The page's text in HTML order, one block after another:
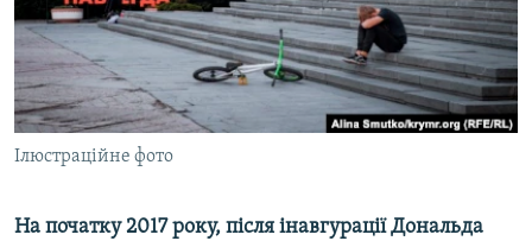
ВІДЕОУРОКИ «ELIFBE»
СВІДЧЕННЯ ОКУПАЦІЇ
УКРАЇНСЬКА ПРОБЛЕМА КРИМУ
ІНФОГРАФІКА
Русский
Qırımtatar
ДОЛУЧАЙСЯ!
Ілюстраційне фото
На початку 2017 року, після інавгурації Дональда